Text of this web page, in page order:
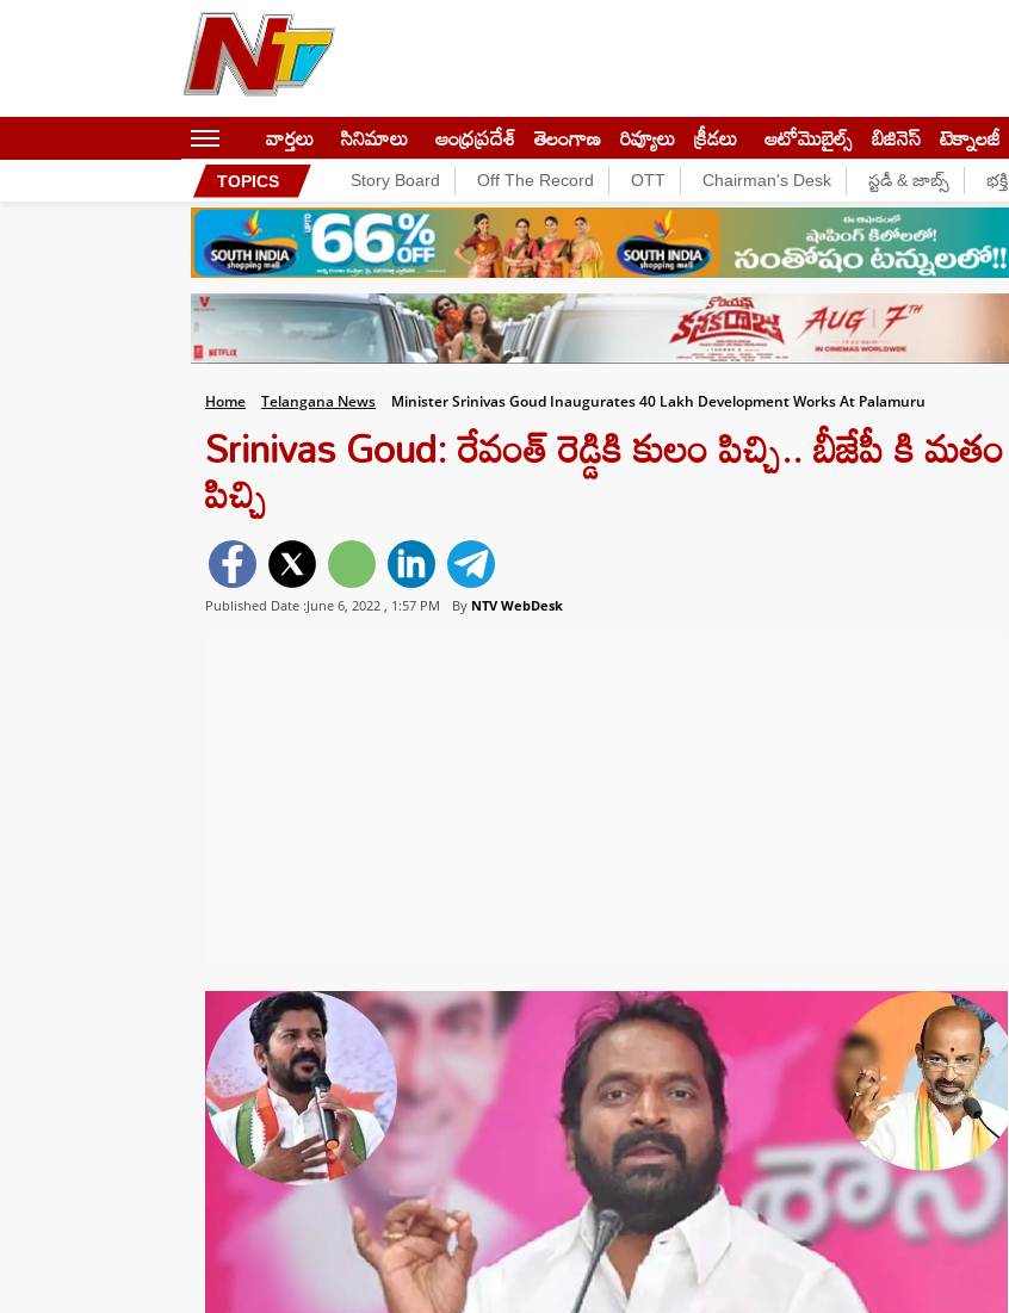
వార్తలు సినిమాలు ఆంధ్రప్రదేశ్ తెలంగాణ రివ్యూలు క్రీడలు ఆటోమొబైల్స్ బిజినెస్‌ టెక్నాలజీ
TOPICS Story Board Off The Record OTT Chairman's Desk స్టడీ & జాబ్స్ భక్తి
Home Telangana News Minister Srinivas Goud Inaugurates 40 Lakh Development Works At Palamuru
Srinivas Goud: రేవంత్ రెడ్డికి కులం పిచ్చి.. బీజేపీ కి మతం
పిచ్చి
Published Date :June 6, 2022 , 1:57 PM By NTV WebDesk